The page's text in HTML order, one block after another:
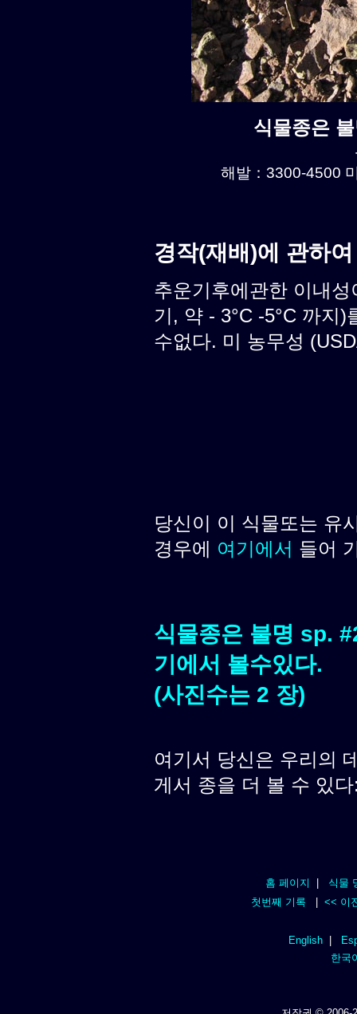
식물종은
해발：3300-4500
경작(재배)에 관하
추운기후에관한 이내
기, 약 - 3°C -5°C 까지
수없다. 미 농무성
당신이 이 식물또는 유
경우에 여기에서 들어
식물종은 불명 sp.
기에서 볼수있다.
(사진수는 2 장)
여기서 당신은 우리의
게서 종을 더 볼 수 있
홈 페이지
식물
첫번째 기록
<< 이
English|
한국